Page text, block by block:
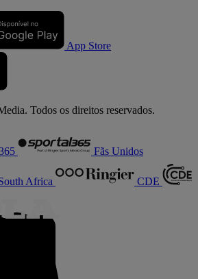
App Store
Todos os direitos reservados.
Fãs Unidos
Africa CDE